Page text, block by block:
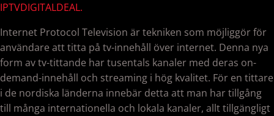
IPTVDIGITALDEAL.
Internet Protocol Television är tekniken som möjliggör för
användare att titta på tv-innehåll över internet. Denna nya
form av tv-tittande har tusentals kanaler med deras on-
demand-innehåll och streaming i hög kvalitet. För en tittare
i de nordiska länderna innebär detta att man har tillgång
till många internationella och lokala kanaler, allt tillgängligt